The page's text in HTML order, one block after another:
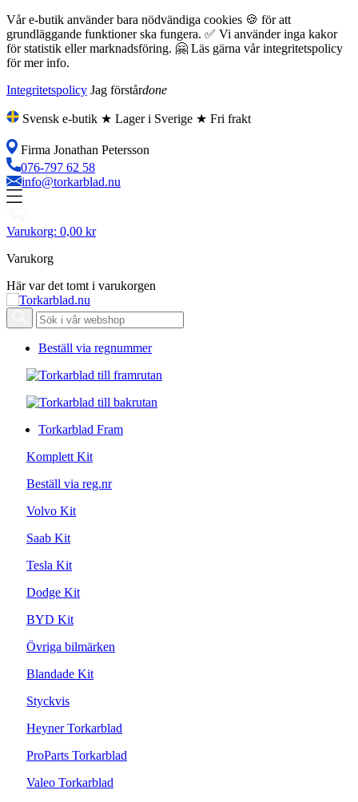
Vår e-butik använder bara nödvändiga cookies 🍪 för att
grundläggande funktioner ska fungera. ✅ Vi använder inga kakor
för statistik eller marknadsföring. 🤗 Läs gärna vår integritetspolicy
för mer info.
Integritetspolicy Jag förstårdone
Svensk e-butik ★ Lager i Sverige ★ Fri frakt
Firma Jonathan Petersson
076-797 62 58
info@torkarblad.nu
Varukorg: 0,00 kr
Varukorg
Här var det tomt i varukorgen
Beställ via regnummer
Torkarblad Fram
Komplett Kit
Beställ via reg.nr
Volvo Kit
Saab Kit
Tesla Kit
Dodge Kit
BYD Kit
Övriga bilmärken
Blandade Kit
Styckvis
Heyner Torkarblad
ProParts Torkarblad
Valeo Torkarblad